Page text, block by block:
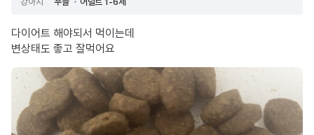
다이어트 해야되서 먹이는데
변상태도 좋고 잘먹어요